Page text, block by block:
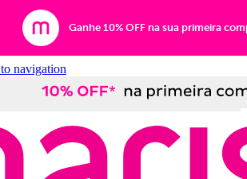
Ganhe 10% OFF na sua primeira
navigation